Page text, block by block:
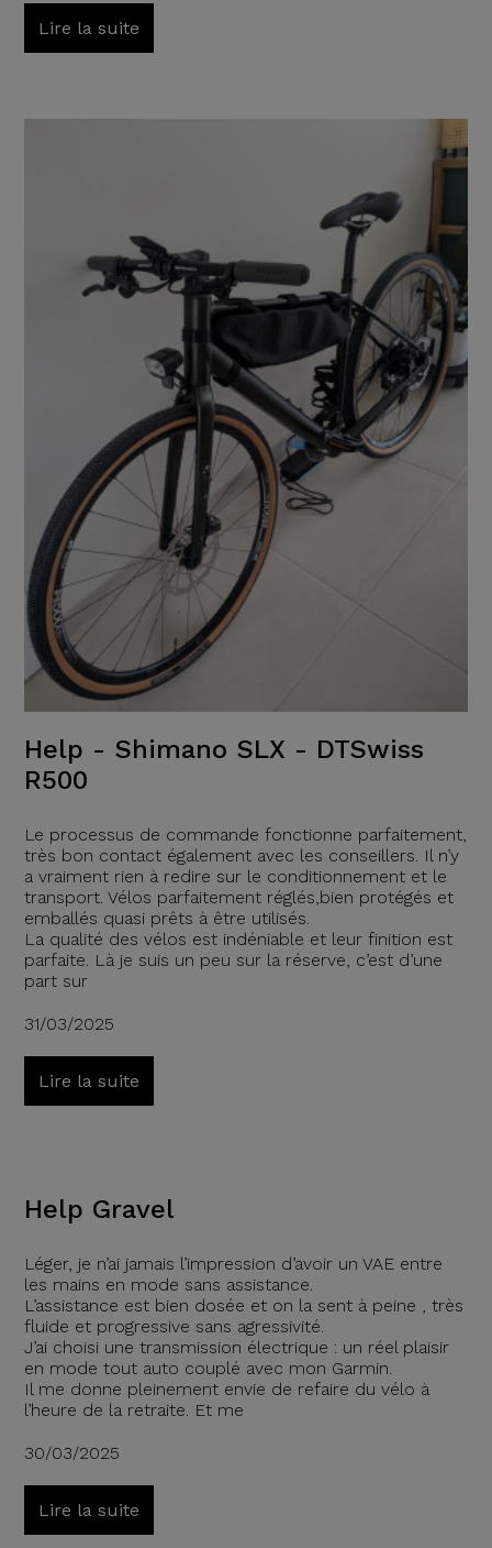
Lire la suite
Help - Shimano SLX - DTSwiss
R500
Le processus de commande fonctionne parfaitement,
très bon contact également avec les conseillers. Il n’y
a vraiment rien à redire sur le conditionnement et le
transport. Vélos parfaitement réglés,bien protégés et
emballés quasi prêts à être utilisés.
La qualité des vélos est indéniable et leur finition est
parfaite. Là je suis un peu sur la réserve, c’est d’une
part sur
31/03/2025
Lire la suite
Help Gravel
Léger, je n’ai jamais l’impression d’avoir un VAE entre
les mains en mode sans assistance.
L’assistance est bien dosée et on la sent à peine , très
fluide et progressive sans agressivité.
J’ai choisi une transmission électrique : un réel plaisir
en mode tout auto couplé avec mon Garmin.
Il me donne pleinement envie de refaire du vélo à
l’heure de la retraite. Et me
30/03/2025
Lire la suite